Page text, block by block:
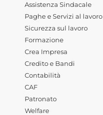
Assistenza Sindacale
Paghe e Servizi al lavoro
Sicurezza sul lavoro
Formazione
Crea Impresa
Credito e Bandi
Contabilità
CAF
Patronato
Welfare